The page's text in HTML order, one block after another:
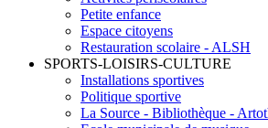
Petite enfance
Espace citoyens
Restauration scolaire - ALSH
SPORTS-LOISIRS-CULTURE
Installations sportives
Politique sportive
La Source - Bibliothèque -